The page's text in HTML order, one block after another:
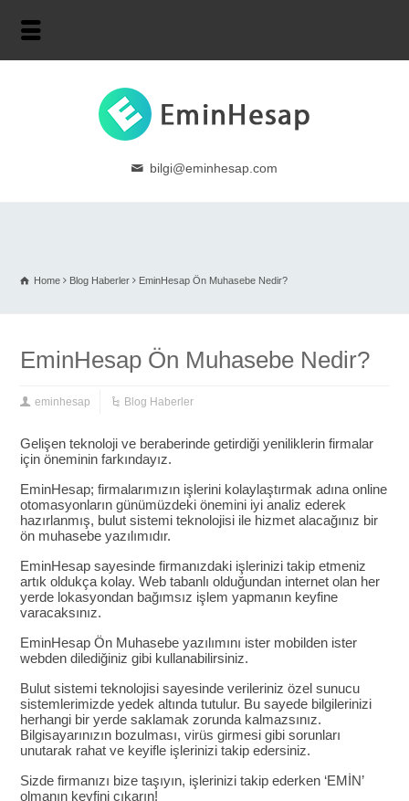
bilgi@eminhesap.com
Home Blog Haberler EminHesap Ön Muhasebe Nedir?
EminHesap Ön Muhasebe Nedir?
eminhesap Blog Haberler
Gelişen teknoloji ve beraberinde getirdiği yeniliklerin firmalar
için öneminin farkındayız.
EminHesap; firmalarımızın işlerini kolaylaştırmak adına online
otomasyonların günümüzdeki önemini iyi analiz ederek
hazırlanmış, bulut sistemi teknolojisi ile hizmet alacağınız bir
ön muhasebe yazılımıdır.
EminHesap sayesinde firmanızdaki işlerinizi takip etmeniz
artık oldukça kolay. Web tabanlı olduğundan internet olan her
yerde lokasyondan bağımsız işlem yapmanın keyfine
varacaksınız.
EminHesap Ön Muhasebe yazılımını ister mobilden ister
webden dilediğiniz gibi kullanabilirsiniz.
Bulut sistemi teknolojisi sayesinde verileriniz özel sunucu
sistemlerimizde yedek altında tutulur. Bu sayede bilgilerinizi
herhangi bir yerde saklamak zorunda kalmazsınız.
Bilgisayarınızın bozulması, virüs girmesi gibi sorunları
unutarak rahat ve keyifle işlerinizi takip edersiniz.
Sizde firmanızı bize taşıyın, işlerinizi takip ederken ‘EMİN’
olmanın keyfini çıkarın!